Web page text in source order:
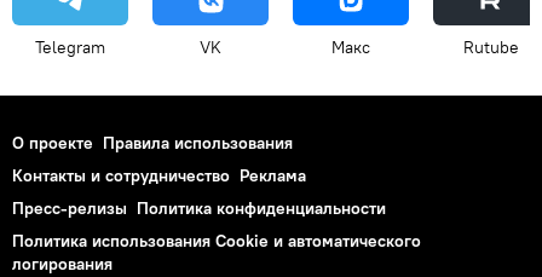
Telegram VK Макс Rutube
О проекте Правила использования
Контакты и сотрудничество Реклама
Пресс-релизы Политика конфиденциальности
Политика использования Cookie и автоматического
логирования